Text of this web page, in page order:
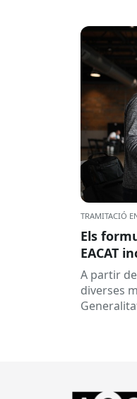
TRAMITACIÓ
Els
EACAT
la
A partir
diverses